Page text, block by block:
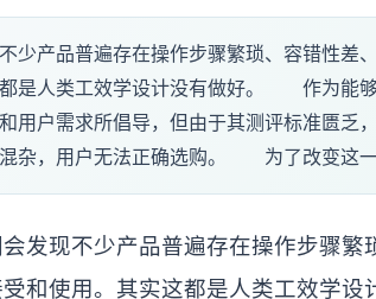
少产品普遍存在操作步骤繁琐、容错性差
都是人类工效学设计没有做好。 作为能
用户需求所倡导，但由于其测评标准匮乏
混杂，用户无法正确选购。 为了改变这
现不少产品普遍存在操作步骤繁
和使用。其实这都是人类工效学设